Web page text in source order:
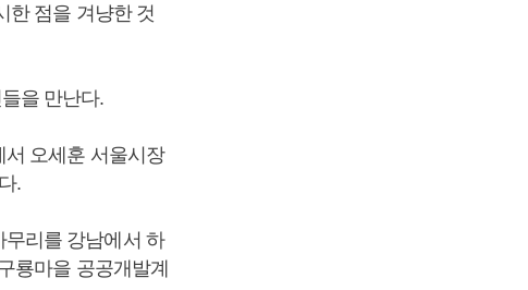
한 점을 겨냥한 것
을 만난다.
오세훈 서울시장
.
리를 강남에서 하
룡마을 공공개발계